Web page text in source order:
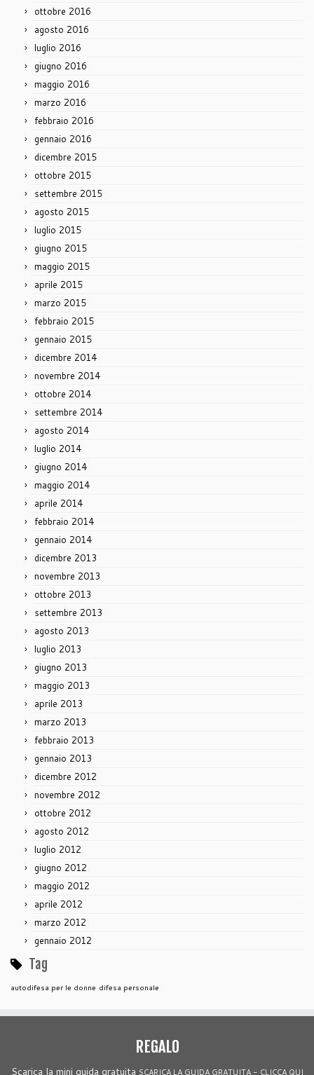
ottobre 2016
agosto 2016
luglio 2016
giugno 2016
maggio 2016
marzo 2016
febbraio 2016
gennaio 2016
dicembre 2015
ottobre 2015
settembre 2015
agosto 2015
luglio 2015
giugno 2015
maggio 2015
aprile 2015
marzo 2015
febbraio 2015
gennaio 2015
dicembre 2014
novembre 2014
ottobre 2014
settembre 2014
agosto 2014
luglio 2014
giugno 2014
maggio 2014
aprile 2014
febbraio 2014
gennaio 2014
dicembre 2013
novembre 2013
ottobre 2013
settembre 2013
agosto 2013
luglio 2013
giugno 2013
maggio 2013
aprile 2013
marzo 2013
febbraio 2013
gennaio 2013
dicembre 2012
novembre 2012
ottobre 2012
agosto 2012
luglio 2012
giugno 2012
maggio 2012
aprile 2012
marzo 2012
gennaio 2012
Tag
autodifesa per le donne difesa personale
REGALO
Scarica la mini guida gratuita SCARICA LA GUIDA GRATUITA - CLICCA QUI